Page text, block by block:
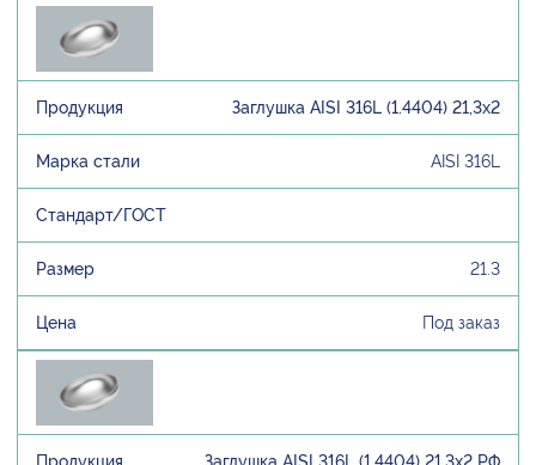
Заглушка AISI 316L (1.4404) 21,3х2
AISI 316L
21.3
Под заказ